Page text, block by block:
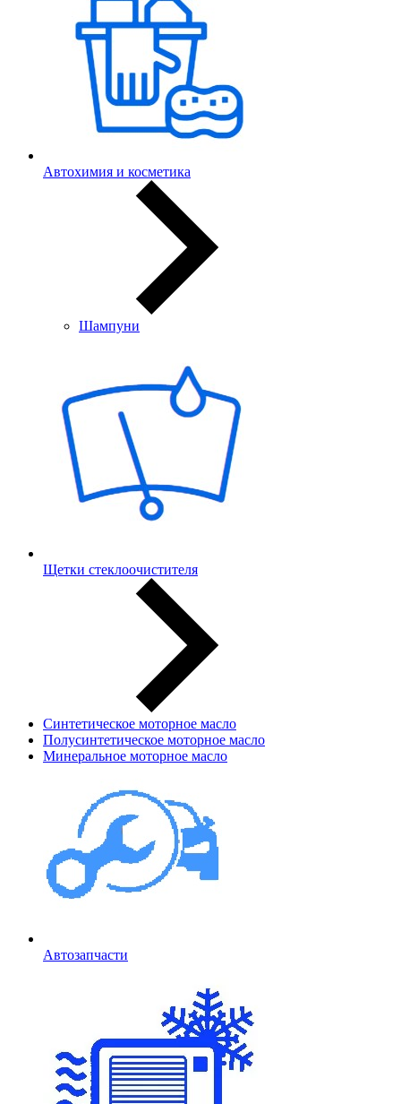
Автохимия и косметика
Шампуни
Щетки стеклоочистителя
Синтетическое моторное масло
Полусинтетическое моторное масло
Минеральное моторное масло
Автозапчасти